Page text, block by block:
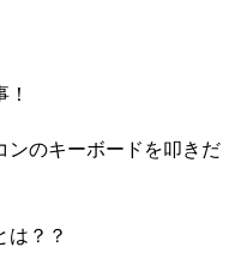
ンのキーボードを叩きだ
は？？